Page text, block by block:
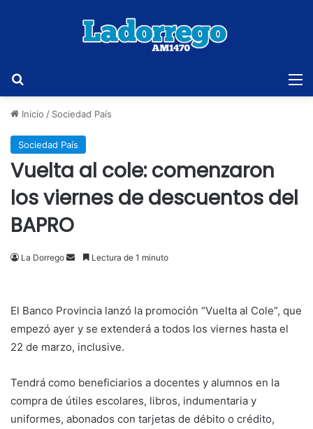
Inicio / Sociedad País
Sociedad País
Vuelta al cole: comenzaron
los viernes de descuentos del
BAPRO
La Dorrego
SendLectura de 1 minuto
El Banco Provincia lanzó la promoción “Vuelta al Cole”, que
empezó ayer y se extenderá a todos los viernes hasta el
22 de marzo, inclusive.
Tendrá como beneficiarios a docentes y alumnos en la
compra de útiles escolares, libros, indumentaria y
uniformes, abonados con tarjetas de débito o crédito,